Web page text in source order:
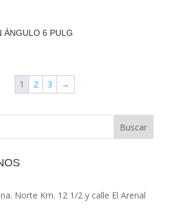
ÁNGULO 6 PULG
1 2 3 →
Norte Km. 12 1/2 y calle El Arenal